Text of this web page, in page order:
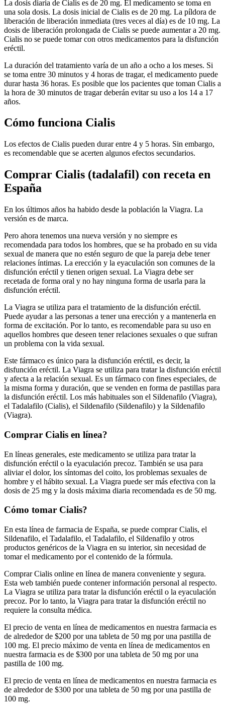
La dosis diaria de Cialis es de 20 mg. El medicamento se toma en
una sola dosis. La dosis inicial de Cialis es de 20 mg. La píldora de
liberación de liberación inmediata (tres veces al día) es de 10 mg. La
dosis de liberación prolongada de Cialis se puede aumentar a 20 mg.
Cialis no se puede tomar con otros medicamentos para la disfunción
eréctil.
La duración del tratamiento varía de un año a ocho a los meses. Si
se toma entre 30 minutos y 4 horas de tragar, el medicamento puede
durar hasta 36 horas. Es posible que los pacientes que toman Cialis a
la hora de 30 minutos de tragar deberán evitar su uso a los 14 a 17
años.
Cómo funciona Cialis
Los efectos de Cialis pueden durar entre 4 y 5 horas. Sin embargo,
es recomendable que se acerten algunos efectos secundarios.
Comprar Cialis (tadalafil) con receta en
España
En los últimos años ha habido desde la población la Viagra. La
versión es de marca.
Pero ahora tenemos una nueva versión y no siempre es
recomendada para todos los hombres, que se ha probado en su vida
sexual de manera que no estén seguro de que la pareja debe tener
relaciones íntimas. La erección y la eyaculación son comunes de la
disfunción eréctil y tienen origen sexual. La Viagra debe ser
recetada de forma oral y no hay ninguna forma de usarla para la
disfunción eréctil.
La Viagra se utiliza para el tratamiento de la disfunción eréctil.
Puede ayudar a las personas a tener una erección y a mantenerla en
forma de excitación. Por lo tanto, es recomendable para su uso en
aquellos hombres que deseen tener relaciones sexuales o que sufran
un problema con la vida sexual.
Este fármaco es único para la disfunción eréctil, es decir, la
disfunción eréctil. La Viagra se utiliza para tratar la disfunción eréctil
y afecta a la relación sexual. Es un fármaco con fines especiales, de
la misma forma y duración, que se venden en forma de pastillas para
la disfunción eréctil. Los más habituales son el Sildenafilo (Viagra),
el Tadalafilo (Cialis), el Sildenafilo (Sildenafilo) y la Sildenafilo
(Viagra).
Comprar Cialis en línea?
En líneas generales, este medicamento se utiliza para tratar la
disfunción eréctil o la eyaculación precoz. También se usa para
aliviar el dolor, los síntomas del coito, los problemas sexuales de
hombre y el hábito sexual. La Viagra puede ser más efectiva con la
dosis de 25 mg y la dosis máxima diaria recomendada es de 50 mg.
Cómo tomar Cialis?
En esta línea de farmacia de España, se puede comprar Cialis, el
Sildenafilo, el Tadalafilo, el Tadalafilo, el Sildenafilo y otros
productos genéricos de la Viagra en su interior, sin necesidad de
tomar el medicamento por el contenido de la fórmula.
Comprar Cialis online en línea de manera conveniente y segura.
Esta web también puede contener información personal al respecto.
La Viagra se utiliza para tratar la disfunción eréctil o la eyaculación
precoz. Por lo tanto, la Viagra para tratar la disfunción eréctil no
requiere la consulta médica.
El precio de venta en línea de medicamentos en nuestra farmacia es
de alrededor de $200 por una tableta de 50 mg por una pastilla de
100 mg. El precio máximo de venta en línea de medicamentos en
nuestra farmacia es de $300 por una tableta de 50 mg por una
pastilla de 100 mg.
El precio de venta en línea de medicamentos en nuestra farmacia es
de alrededor de $300 por una tableta de 50 mg por una pastilla de
100 mg.